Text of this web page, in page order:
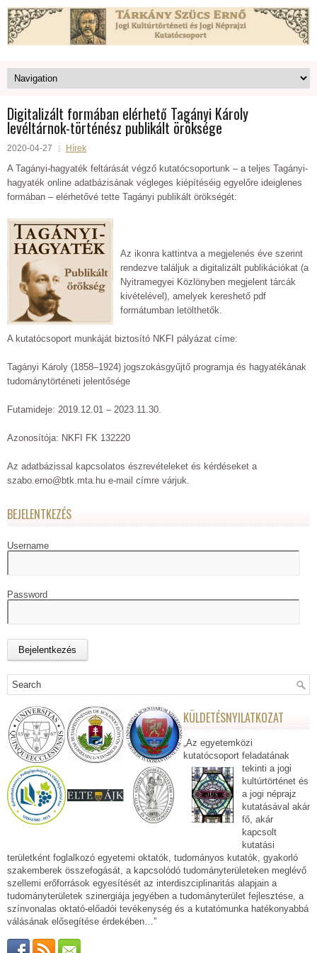
Digitalizált formában elérhető Tagányi Károly
levéltárnok-történész publikált öröksége
2020-04-27 Hírek
A Tagányi-hagyaték feltárását végző kutatócsoportunk – a teljes Tagányi-
hagyaték online adatbázisának végleges kiépítéséig egyelőre ideiglenes
formában – elérhetővé tette Tagányi publikált örökségét:
Az ikonra kattintva a megjelenés éve szerint
rendezve találjuk a digitalizált publikációkat (a
Nyitramegyei Közlönyben megjelent tárcák
kivételével), amelyek kereshető pdf
formátumban letölthetők.
A kutatócsoport munkáját biztosító NKFI pályázat címe:
Tagányi Károly (1858–1924) jogszokásgyűjtő programja és hagyatékának
tudománytörténeti jelentősége
Futamideje: 2019.12.01 – 2023.11.30.
Azonosítója: NKFI FK 132220
Az adatbázissal kapcsolatos észrevételeket és kérdéseket a
szabo.erno@btk.mta.hu e-mail címre várjuk.
BEJELENTKEZÉS
Username
Password
KÜLDETÉSNYILATKOZAT
„Az egyetemközi
kutatócsoport feladatának
tekinti a jogi
kultúrtörténet és
a jogi néprajz
kutatásával akár
fő, akár
kapcsolt
kutatási
területként foglalkozó egyetemi oktatók, tudományos kutatók, gyakorló
szakemberek összefogását, a kapcsolódó tudományterületeken meglévő
szellemi erőforrások egyesítését az interdiszciplinaritás alapjain a
tudományterületek szinergiája jegyében a tudományterület fejlesztése, a
színvonalas oktató-előadói tevékenység és a kutatómunka hatékonyabbá
válásának elősegítése érdekében…”